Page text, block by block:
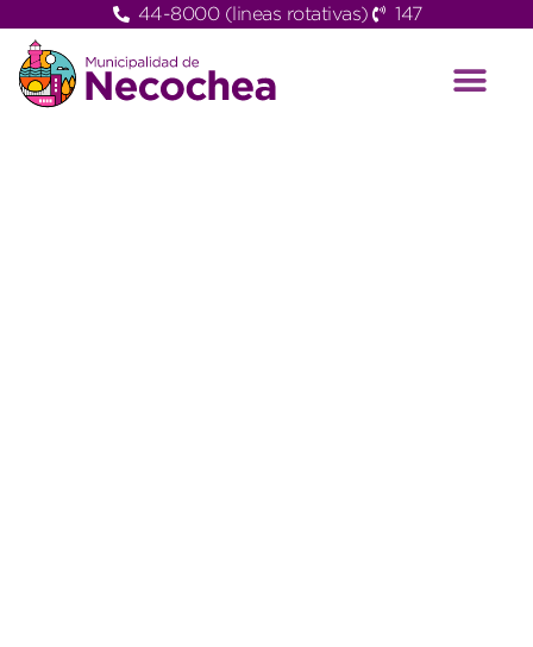
44-8000 (lineas rotativas) 147